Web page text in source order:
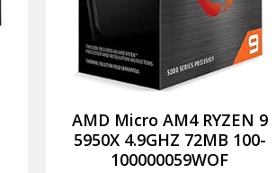
AMD Micro AM4 RYZEN 9
5950X 4.9GHZ 72MB 100-
100000059WOF